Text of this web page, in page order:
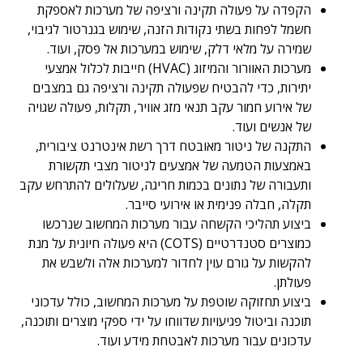
הקפדה על פעולה תקינה ורציפה של מערכות לאספקת
חשמל לפחות בשתי נקודות הזנה, שימוש בגנרטור לגיבוי,
שמירה על מלאי דלק, שימוש במערכות אל פסק, ועוד.
מערכות האוורור והמיזוג (HVAC) חייבות לכלול אמצעי
יתירות, כדי להבטיח שפעולה תקינה ורציפה גם במצבים
של אירוע חמור עקב תנאי מזג אוויר, תקלות, פעולה שגויה
של אנשים ועוד.
התקנה של ניטור מאובטח דרך רשת אינטרנט ציבורית,
באמצעות הטמעה של אמצעים לניטור מצבי תקשורת
ותעבורה של נתונים בכמות חריגה, שעלולים להתרחש עקב
תקלה, חבלה פנימית או אירועי סייבר.
ביצוע תהליכי הקשחה עבור מערכות המחשוב שנרכשו
כמוצרים סטנדרטיים (COTS) היא פעולה חיונית על מנת
להקשות על גורם עוין לחדור למערכות אלה ולשבש את
פעולתן.
ביצוע תחזוקה שוטפת על מערכות המחשוב, כולל עדכוני
תוכנה וביטול פגיעויות שדווחו על ידי ספקי מוצרים ותוכנה,
עדכונים עבור מערכות לאבטחת מידע ועוד.